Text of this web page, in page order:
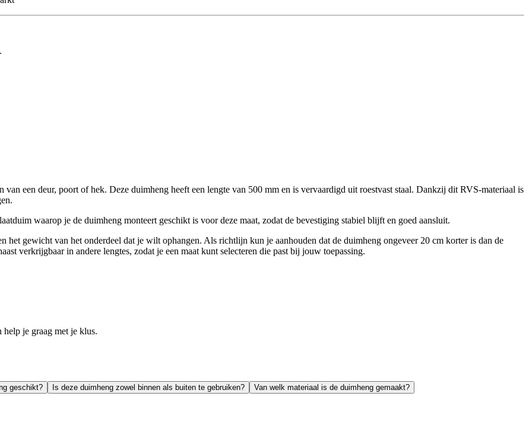
een deur, poort of hek. Deze duimheng heeft een lengte van 500 mm en is vervaardigd uit roestvast staal. Dankzij dit RVS-materiaal is
waarop je de duimheng monteert geschikt is voor deze maat, zodat de bevestiging stabiel blijft en goed aansluit.
het gewicht van het onderdeel dat je wilt ophangen. Als richtlijn kun je aanhouden dat de duimheng ongeveer 20 cm korter is dan de
verkrijgbaar in andere lengtes, zodat je een maat kunt selecteren die past bij jouw toepassing.
je graag met je klus.
geschikt? Is deze duimheng zowel binnen als buiten te gebruiken?
Van welk materiaal is de duimheng gemaakt?